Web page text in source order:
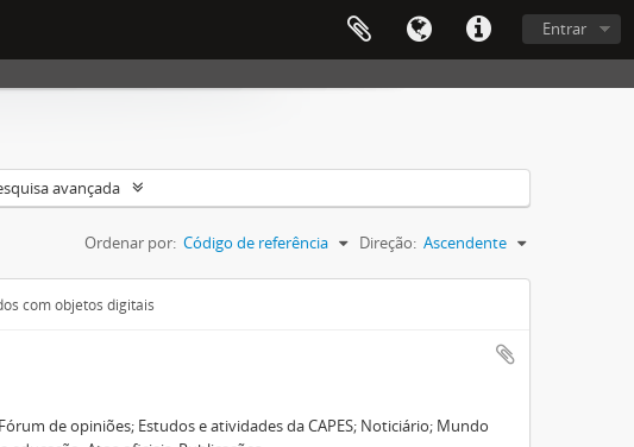
Entrar
avançada
Ordenar por: Código de referência Direção: Ascendente
com objetos digitais
de opiniões; Estudos e atividades da CAPES; Noticiário; Mundo